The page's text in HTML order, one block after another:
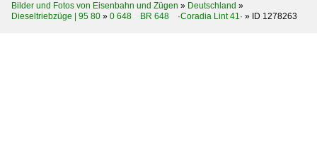
Bilder und Fotos von Eisenbahn und Zügen » Deutschland »
Dieseltriebzüge | 95 80 » 0 648 BR 648 ·Coradia Lint 41· » ID 1278263